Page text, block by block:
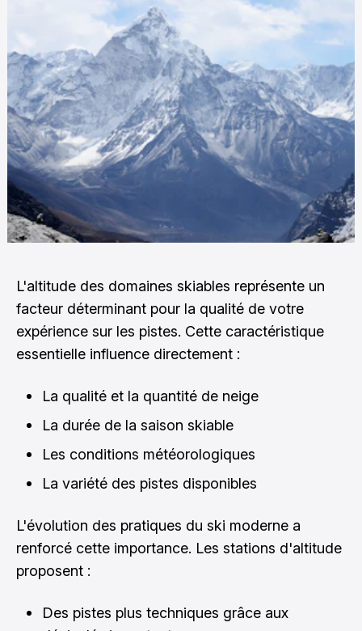
L'altitude des domaines skiables représente un
facteur déterminant pour la qualité de votre
expérience sur les pistes. Cette caractéristique
essentielle influence directement :
La qualité et la quantité de neige
La durée de la saison skiable
Les conditions météorologiques
La variété des pistes disponibles
L'évolution des pratiques du ski moderne a
renforcé cette importance. Les stations d'altitude
proposent :
Des pistes plus techniques grâce aux